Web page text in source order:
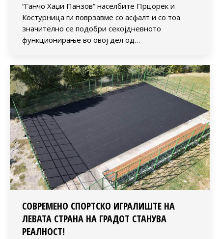
“Ганчо Хаџи Панзов” населбите Прцорек и
Костурница ги поврзавме со асфалт и со тоа
значително се подобри секојдневното
функционирање во овој дел од…
СОВРЕМЕНО СПОРТСКО ИГРАЛИШТЕ НА
ЛЕВАТА СТРАНА НА ГРАДОТ СТАНУВА
РЕАЛНОСТ!